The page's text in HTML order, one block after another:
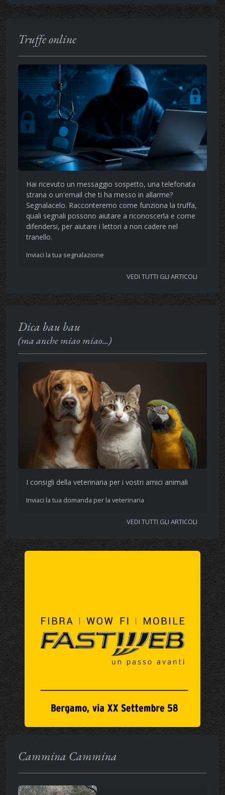
Truffe online
Hai ricevuto un messaggio sospetto, una telefonata
strana o un'email che ti ha messo in allarme?
Segnalacelo. Racconteremo come funziona la truffa,
quali segnali possono aiutare a riconoscerla e come
difendersi, per aiutare i lettori a non cadere nel
tranello.
Inviaci la tua segnalazione
VEDI TUTTI GLI ARTICOLI
Dica bau bau
(ma anche miao miao...)
I consigli della veterinaria per i vostri amici animali
Inviaci la tua domanda per la veterinaria
VEDI TUTTI GLI ARTICOLI
Cammina Cammina